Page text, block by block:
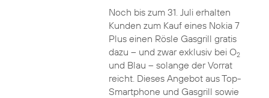
Noch bis zum 31. Juli erhalten
Kunden zum Kauf eines Nokia 7
Plus einen Rösle Gasgrill gratis
dazu – und zwar exklusiv bei O2
und Blau – solange der Vorrat
reicht. Dieses Angebot aus Top-
Smartphone und Gasgrill sowie